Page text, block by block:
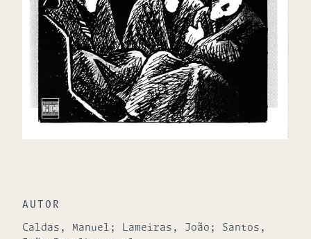
AUTOR
Caldas, Manuel; Lameiras, João; Santos,